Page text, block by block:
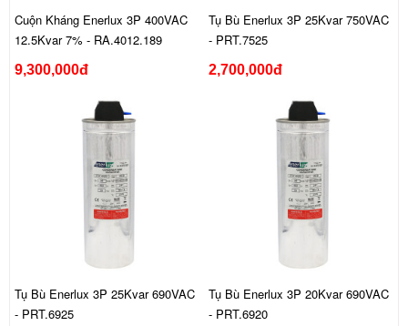
Cuộn Kháng Enerlux 3P 400VAC
12.5Kvar 7% - RA.4012.189
9,300,000đ
Tụ Bù Enerlux 3P 25Kvar 750VAC
- PRT.7525
2,700,000đ
Tụ Bù Enerlux 3P 25Kvar 690VAC
- PRT.6925
Tụ Bù Enerlux 3P 20Kvar 690VAC
- PRT.6920